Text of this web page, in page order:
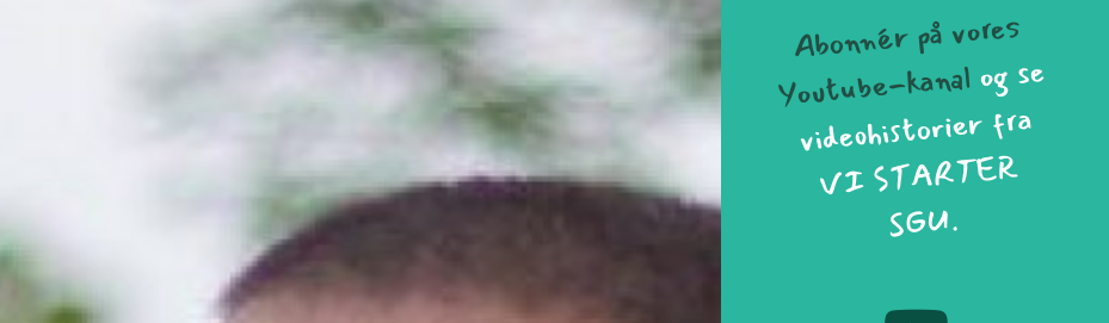
Abonnér på vores
Youtube-kanalog se
videohistorier fra
VI STARTER
SGU.